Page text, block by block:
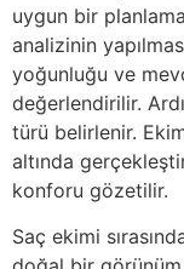
uygun bir
analizinin
yoğunluğu ve
değerlendirilir.
türü belirlenir.
altında
konforu gözetilir.
Saç ekimi